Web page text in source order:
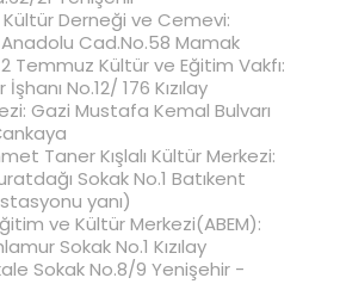
Kültür Derneği ve Cemevi:
Cad.No.58 Mamak
Temmuz Kültür ve Eğitim Vakfı:
No.12/ 176 Kızılay
Gazi Mustafa Kemal Bulvarı
Taner Kışlalı Kültür Merkezi:
Sokak No.1 Batıkent
yanı)
ve Kültür Merkezi(ABEM):
Sokak No.1 Kızılay
Sokak No.8/9 Yenişehir -